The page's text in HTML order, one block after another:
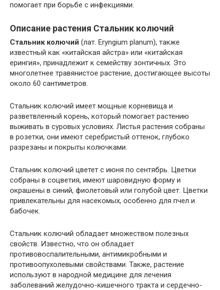
помогает при борьбе с инфекциями.
Описание растения Стальник колючий
Стальник колючий (лат. Eryngium planum), также
известный как «китайская айстра» или «китайская
ерингия», принадлежит к семейству зонтичных. Это
многолетнее травянистое растение, достигающее высоты
около 60 сантиметров.
Стальник колючий имеет мощные корневища и
разветвленный корень, который помогает растению
выживать в суровых условиях. Листья растения собраны
в розетки, они имеют серебристый оттенок, глубоко
разрезаны и покрыты колючками.
Стальник колючий цветет с июня по сентябрь. Цветки
собраны в соцветия, имеют шаровидную форму и
окрашены в синий, фиолетовый или голубой цвет. Цветки
привлекательны для насекомых, особенно для пчел и
бабочек.
Стальник колючий обладает множеством полезных
свойств. Известно, что он обладает
противовоспалительными, антимикробными и
противоопухолевыми свойствами. Также, растение
используют в народной медицине для лечения
заболеваний желудочно-кишечного тракта и сердечно-